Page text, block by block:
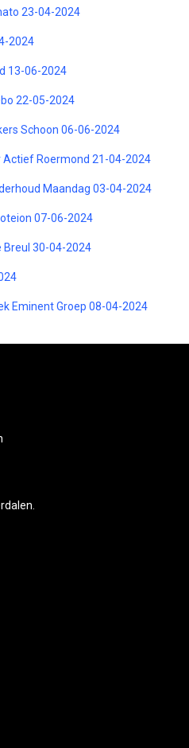
23-04-2024
2024
13-06-2024
22-05-2024
Schoon 06-06-2024
Roermond 21-04-2024
Maandag 03-04-2024
07-06-2024
Breul 30-04-2024
Eminent Groep 08-04-2024